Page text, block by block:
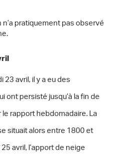
pratiquement pas observé
23 avril, il y a eu des
ont persisté jusqu’à la fin de
rapport hebdomadaire. La
situait alors entre 1800 et
avril, l’apport de neige